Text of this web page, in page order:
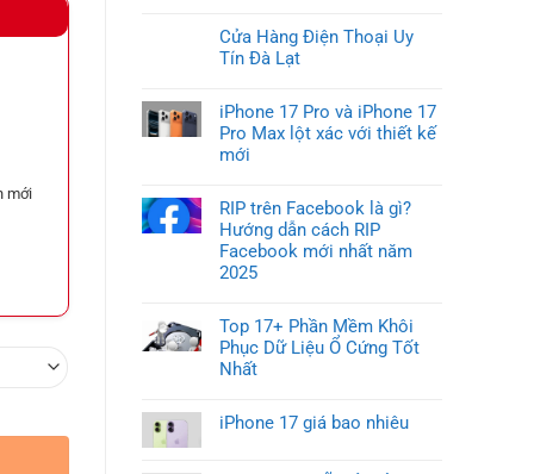
Cửa Hàng Điện Thoại Uy
Tín Đà Lạt
iPhone 17 Pro và iPhone 17
Pro Max lột xác với thiết kế
mới
RIP trên Facebook là gì?
Hướng dẫn cách RIP
Facebook mới nhất năm
2025
Top 17+ Phần Mềm Khôi
Phục Dữ Liệu Ổ Cứng Tốt
Nhất
iPhone 17 giá bao nhiêu
mới